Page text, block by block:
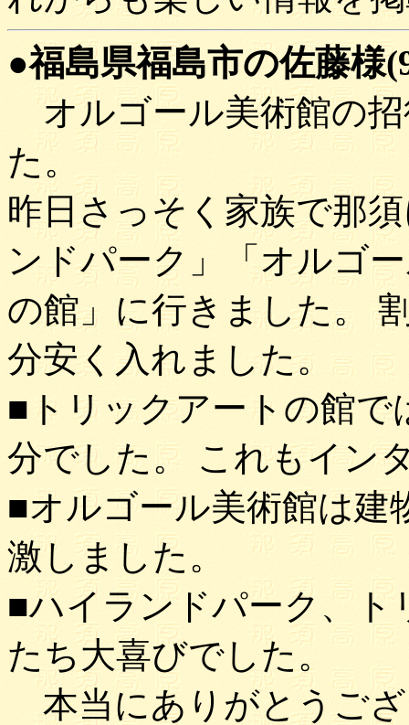
●福島県福島市の佐藤様
オルゴール美術館の
た。
昨日さっそく家族で那
ンドパーク」「オルゴ
の館」に行きました。
分安く入れました。
■トリックアートの館で
分でした。 これもイン
■オルゴール美術館は建
激しました。
■ハイランドパーク、ト
たち大喜びでした。
本当にありがとうご